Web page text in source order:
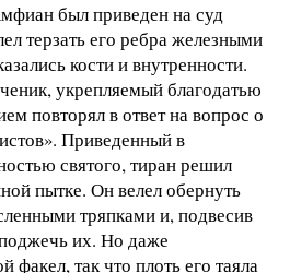
был приведен на суд
терзать его ребра железными
кости и внутренности.
укрепляемый благодатью
повторял в ответ на вопрос о
Приведенный в
святого, тиран решил
пытке. Он велел обернуть
тряпками и, подвесив
их. Но даже
факел, так что плоть его таяла